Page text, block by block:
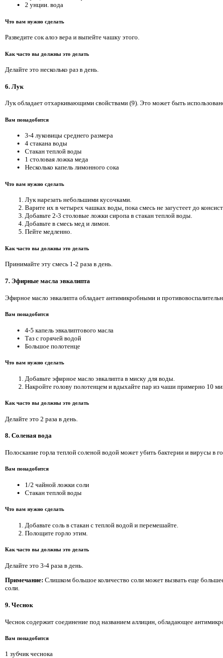
2 унции. вода
Что вам нужно сделать
Разведите сок алоэ вера и выпейте чашку этого.
Как часто вы должны это делать
Делайте это несколько раз в день.
6. Лук
Лук обладает отхаркивающими свойствами (9). Это может быть
Вам понадобится
3-4 луковицы среднего размера
4 стакана воды
Стакан теплой воды
1 столовая ложка меда
Несколько капель лимонного сока
Что вам нужно сделать
Лук нарезать небольшими кусочками.
Варите их в четырех чашках воды, пока смесь не загустеет до
Добавьте 2-3 столовые ложки сиропа в стакан теплой воды.
Добавьте в смесь мед и лимон.
Пейте медленно.
Как часто вы должны это делать
Принимайте эту смесь 1-2 раза в день.
7. Эфирные масла эвкалипта
Эфирное масло эвкалипта обладает антимикробными и
Вам понадобится
4-5 капель эвкалиптового масла
Таз с горячей водой
Большое полотенце
Что вам нужно сделать
Добавьте эфирное масло эвкалипта в миску для воды.
Накройте голову полотенцем и вдыхайте пар из чаши примерно 10
Как часто вы должны это делать
Делайте это 2 раза в день.
8. Соленая вода
Полоскание горла теплой соленой водой может убить бактерии и вирусы в
Вам понадобится
1/2 чайной ложки соли
Стакан теплой воды
Что вам нужно сделать
Добавьте соль в стакан с теплой водой и перемешайте.
Полощите горло этим.
Как часто вы должны это делать
Делайте это 3-4 раза в день.
Примечание: Слишком большое количество соли может вызвать еще
соли.
9. Чеснок
Чеснок содержит соединение под названием аллицин, обладающее
Вам понадобится
1 зубчик чеснока